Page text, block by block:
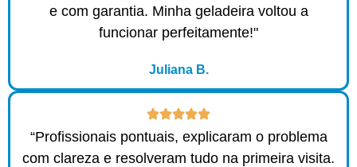
e com garantia. Minha geladeira voltou a
funcionar perfeitamente!"
Juliana B.
“Profissionais pontuais, explicaram o problema
com clareza e resolveram tudo na primeira visita.